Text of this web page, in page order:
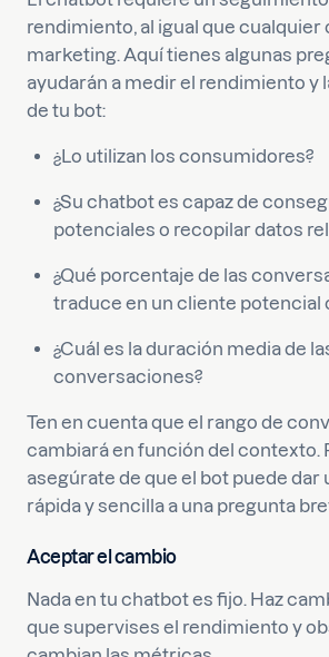
rendimiento, al igual que cualquier
marketing. Aquí tienes algunas
ayudarán a medir el rendimiento y
de tu bot:
¿Lo utilizan los consumidores?
¿Su chatbot es capaz de
potenciales o recopilar datos
¿Qué porcentaje de las
traduce en un cliente potencial
¿Cuál es la duración media de
conversaciones?
Ten en cuenta que el rango de
cambiará en función del contexto.
asegúrate de que el bot puede dar
rápida y sencilla a una pregunta
Aceptar el cambio
Nada en tu chatbot es fijo. Haz
que supervises el rendimiento y